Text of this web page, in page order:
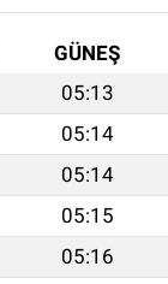
GÜNEŞ
05:13
05:14
05:14
05:15
05:16